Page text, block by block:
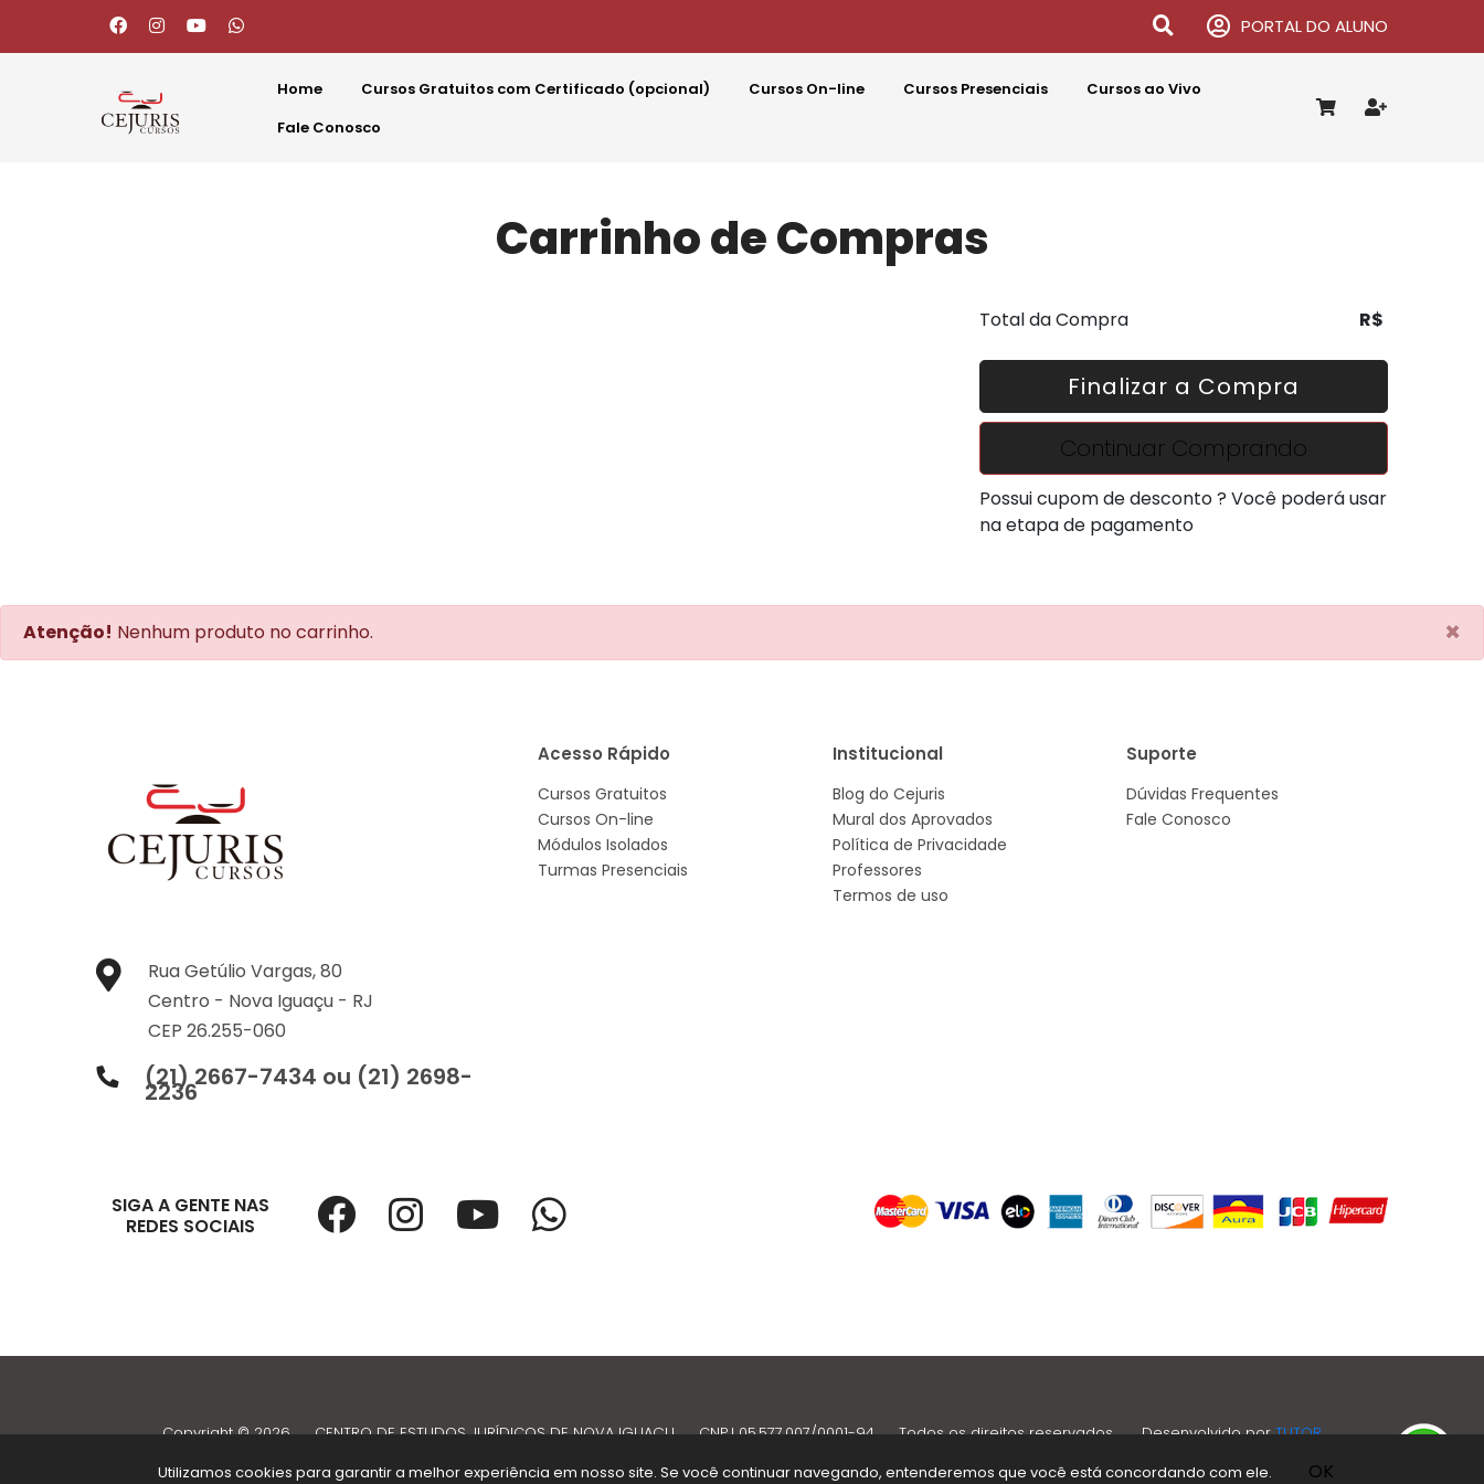
PORTAL DO ALUNO
Home Cursos Gratuitos com Certificado (opcional) Cursos On-line Cursos Presenciais
Cursos ao Vivo
Fale Conosco
Carrinho de Compras
Total da Compra R$
Finalizar a Compra
Continuar Comprando
Possui cupom de desconto ? Você poderá usar
na etapa de pagamento
×
Atenção! Nenhum produto no carrinho.
Rua Getúlio Vargas, 80
Centro - Nova Iguaçu - RJ
CEP 26.255-060
(21) 2667-7434 ou (21) 2698-
2236
Acesso Rápido
Cursos Gratuitos
Cursos On-line
Módulos Isolados
Turmas Presenciais
Institucional
Blog do Cejuris
Mural dos Aprovados
Política de Privacidade
Professores
Termos de uso
Suporte
Dúvidas Frequentes
Fale Conosco
SIGA A GENTE NAS
REDES SOCIAIS
Copyright © 2026 . CENTRO DE ESTUDOS JURÍDICOS DE NOVA IGUAÇU . CNPJ 05.577.007/0001-94 . Todos os direitos reservados . Desenvolvido porTUTOR
Utilizamos cookies para garantir a melhor experiência em nosso site. Se você continuar navegando, entenderemos que você está concordando com ele.
OK